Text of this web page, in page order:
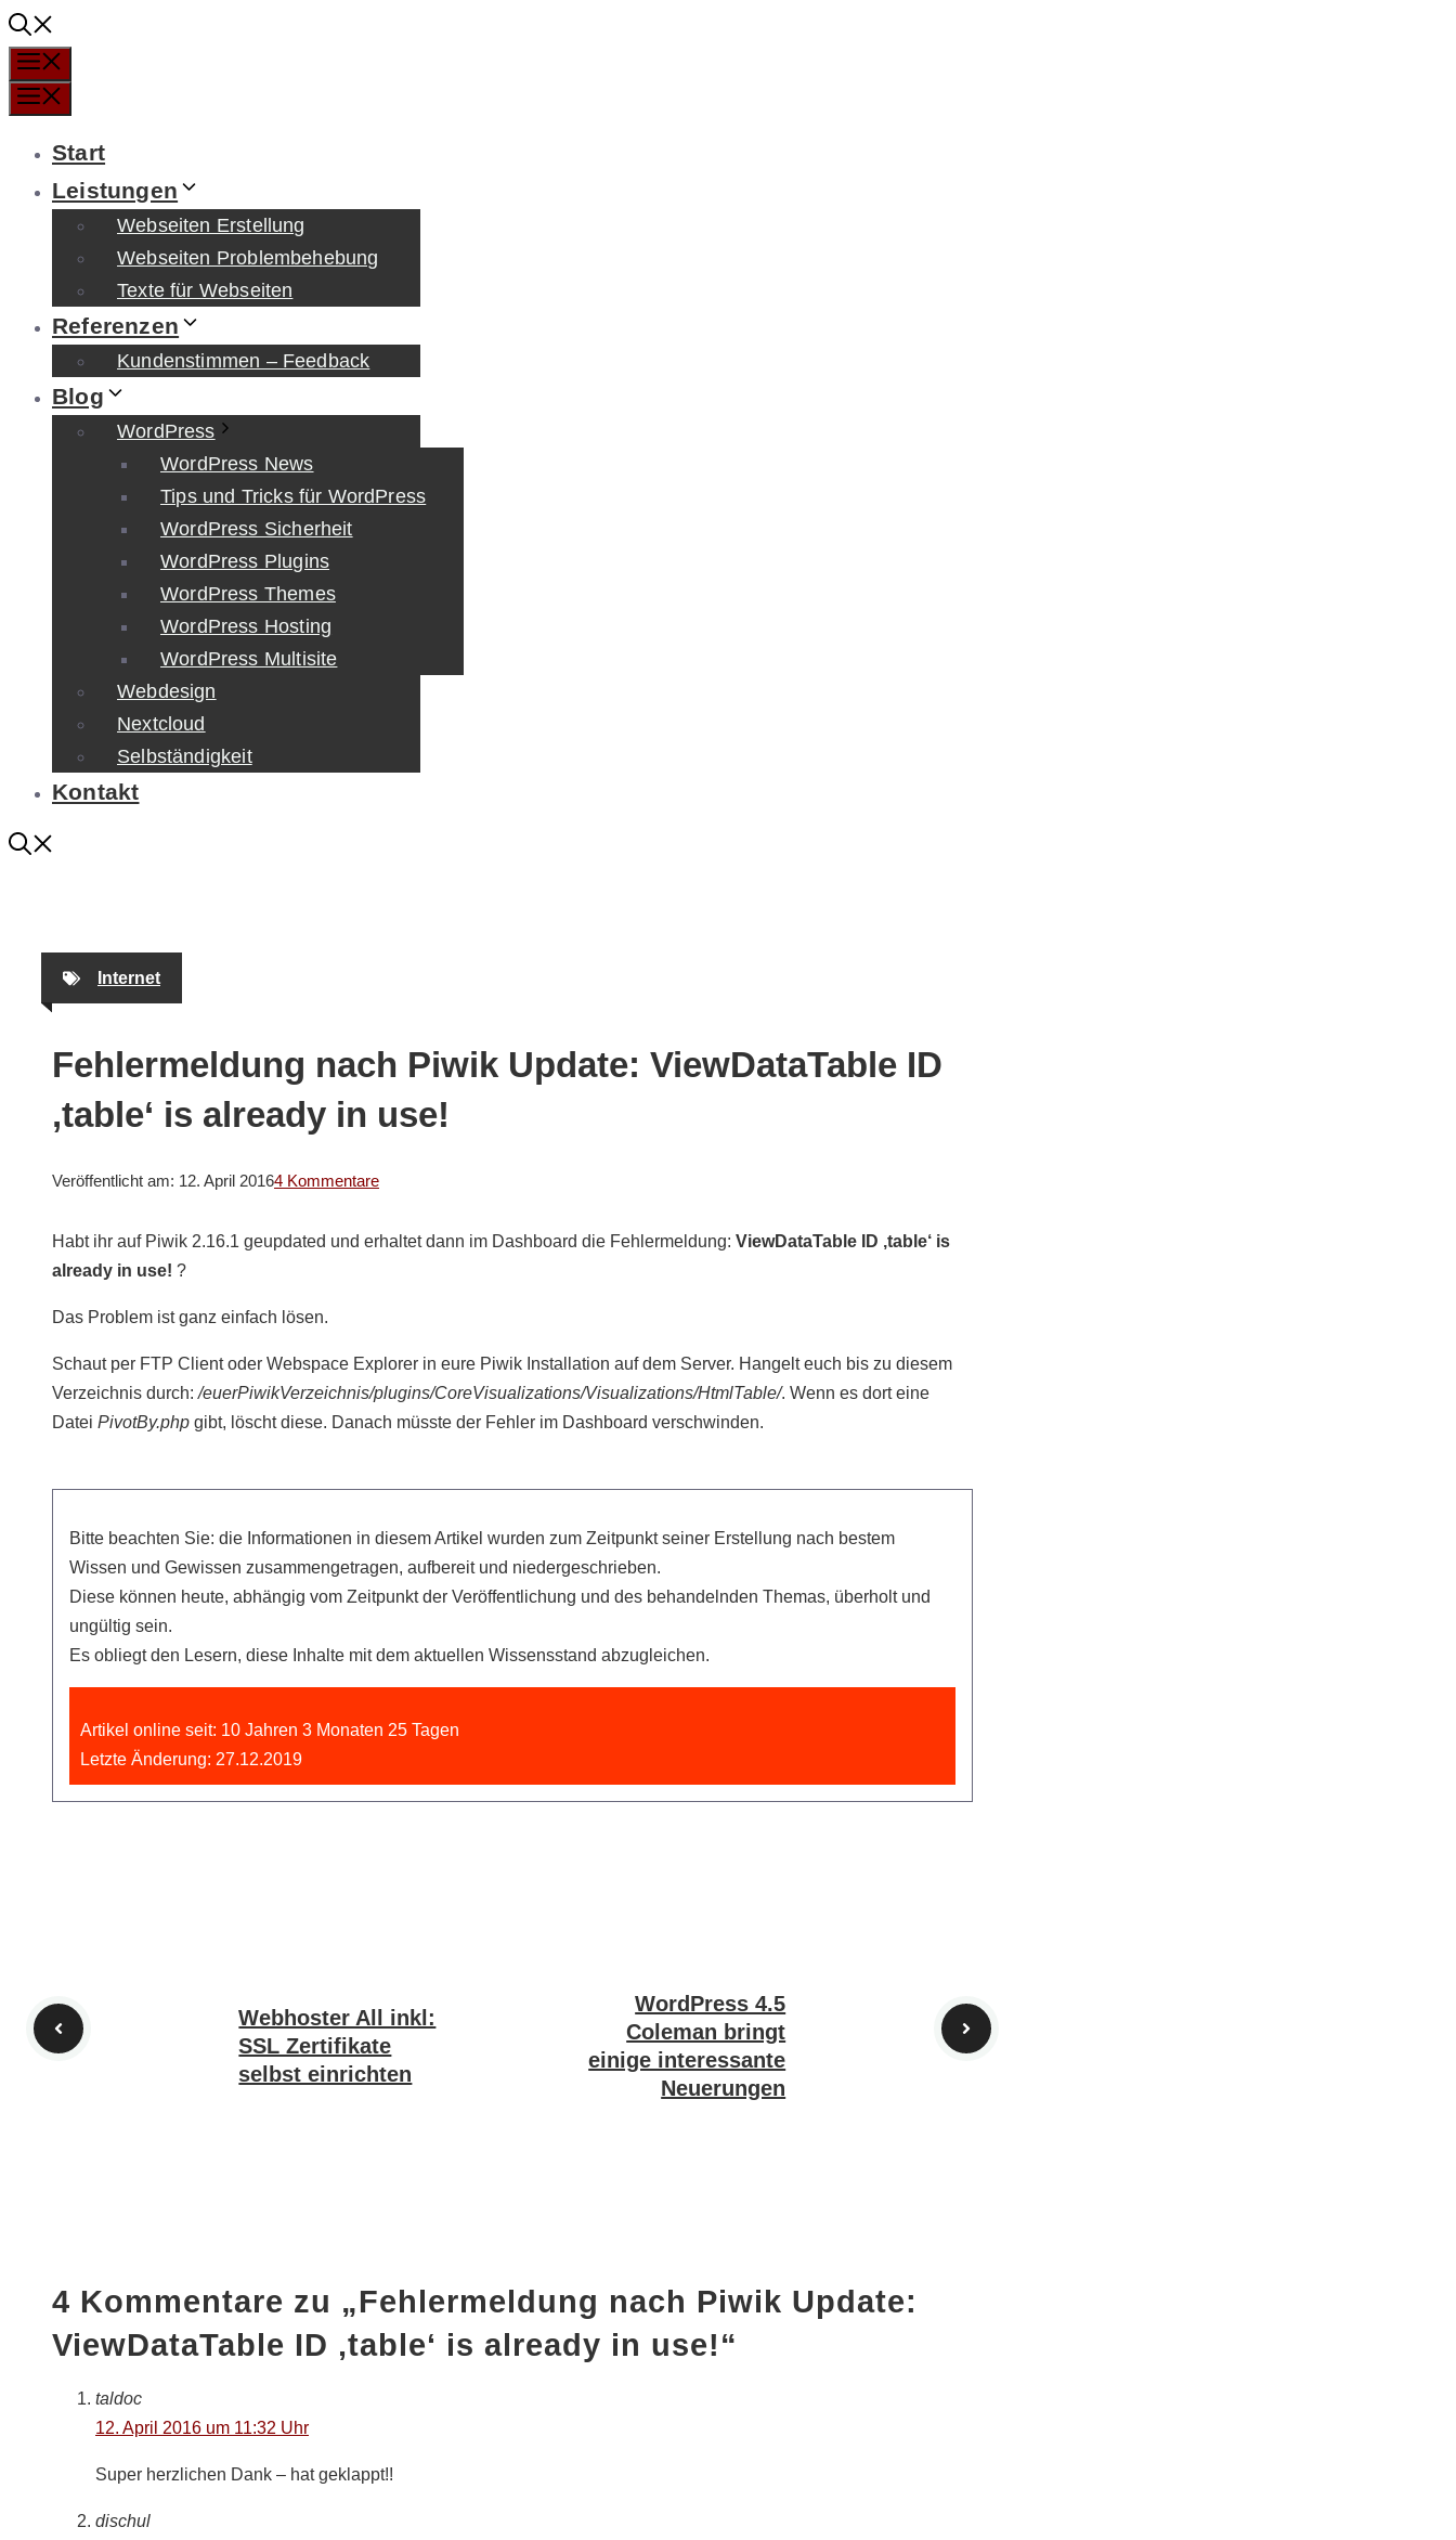
Zum
Inhalt
springen
Start
Leistungen
Webseiten Erstellung
Webseiten Problembehebung
Texte für Webseiten
Referenzen
Kundenstimmen – Feedback
Blog
WordPress
WordPress News
Tips und Tricks für WordPress
WordPress Sicherheit
WordPress Plugins
WordPress Themes
WordPress Hosting
WordPress Multisite
Webdesign
Nextcloud
Selbständigkeit
Kontakt
Internet
Fehlermeldung nach Piwik Update: ViewDataTable ID
‚table‘ is already in use!
Veröffentlicht am: 12. April 20164 Kommentare
Habt ihr auf Piwik 2.16.1 geupdated und erhaltet dann im Dashboard die Fehlermeldung: ViewDataTable ID ‚table‘ is
already in use! ?
Das Problem ist ganz einfach lösen.
Schaut per FTP Client oder Webspace Explorer in eure Piwik Installation auf dem Server. Hangelt euch bis zu diesem
Verzeichnis durch:/euerPiwikVerzeichnis/plugins/CoreVisualizations/Visualizations/HtmlTable/. Wenn es dort eine
Datei PivotBy.php gibt, löscht diese. Danach müsste der Fehler im Dashboard verschwinden.
Bitte beachten Sie: die Informationen in diesem Artikel wurden zum Zeitpunkt seiner Erstellung nach bestem
Wissen und Gewissen zusammengetragen, aufbereit und niedergeschrieben.
Diese können heute, abhängig vom Zeitpunkt der Veröffentlichung und des behandelnden Themas, überholt und
ungültig sein.
Es obliegt den Lesern, diese Inhalte mit dem aktuellen Wissensstand abzugleichen.
Artikel online seit: 10 Jahren 3 Monaten 25 Tagen
Letzte Änderung: 27.12.2019
Webhoster All inkl:
SSL Zertifikate
selbst einrichten
WordPress 4.5
Coleman bringt
einige interessante
Neuerungen
4 Kommentare zu „Fehlermeldung nach Piwik Update:
ViewDataTable ID ‚table‘ is already in use!“
taldoc
12. April 2016 um 11:32 Uhr
Super herzlichen Dank – hat geklappt!!
dischul